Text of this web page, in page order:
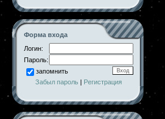
Форма входа
Логин:
Пароль:
запомнить
Забыл пароль | Регистрация